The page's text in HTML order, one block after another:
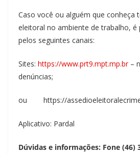
Caso você ou alguém que conheça
eleitoral no ambiente de trabalho, é
pelos seguintes canais:
Sites: https://www.prt9.mpt.mp.br–
denúncias;
ou https://
Aplicativo: Pardal
Dúvidas e informações: Fone (46)